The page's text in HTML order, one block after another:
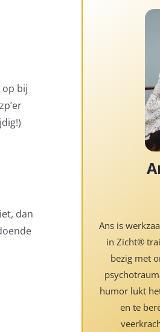
bij
dan
Ans is
in Zicht®
bezig met
humor lukt
en te